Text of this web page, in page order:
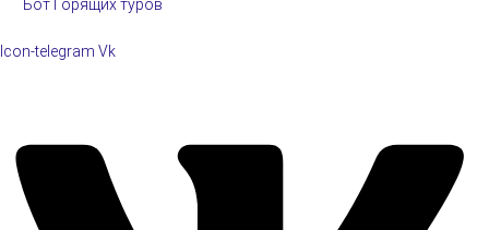
Бот Горящих туров
Icon-telegram Vk